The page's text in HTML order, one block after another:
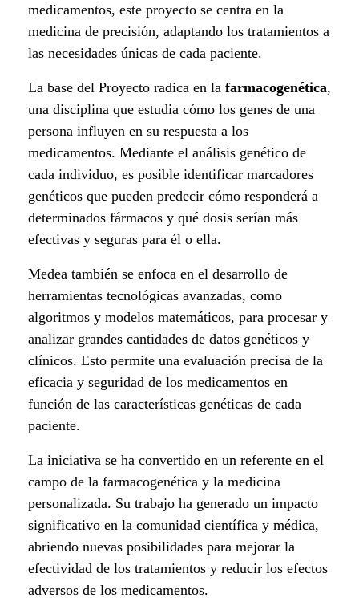
n
v
e
s
t
i
g
c
i
ó
n
c
i
e
n
t
í
medicamentos, este proyecto se centra en la
medicina de precisión, adaptando los tratamientos a
las necesidades únicas de cada paciente.
La base del Proyecto radica en la farmacogenética,
una disciplina que estudia cómo los genes de una
persona influyen en su respuesta a los
medicamentos. Mediante el análisis genético de
cada individuo, es posible identificar marcadores
genéticos que pueden predecir cómo responderá a
determinados fármacos y qué dosis serían más
efectivas y seguras para él o ella.
Medea también se enfoca en el desarrollo de
herramientas tecnológicas avanzadas, como
algoritmos y modelos matemáticos, para procesar y
analizar grandes cantidades de datos genéticos y
clínicos. Esto permite una evaluación precisa de la
eficacia y seguridad de los medicamentos en
función de las características genéticas de cada
paciente.
La iniciativa se ha convertido en un referente en el
campo de la farmacogenética y la medicina
personalizada. Su trabajo ha generado un impacto
significativo en la comunidad científica y médica,
abriendo nuevas posibilidades para mejorar la
efectividad de los tratamientos y reducir los efectos
adversos de los medicamentos.